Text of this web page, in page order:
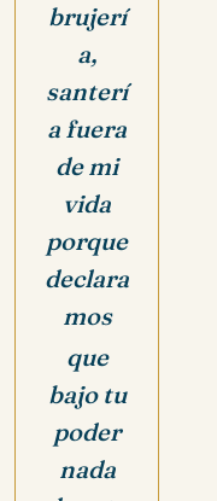
brujerí
a,
santerí
a fuera
de mi
vida
porque
declara
mos
que
bajo tu
poder
nada